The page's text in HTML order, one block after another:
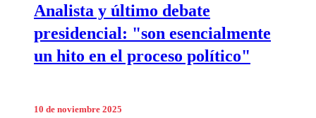
Analista y último debate
presidencial: "son esencialmente
un hito en el proceso político"
10 de noviembre 2025